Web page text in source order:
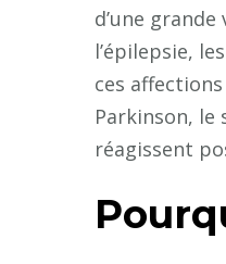
d’une
l’épilepsie,
ces
Parkinson, le
réagissent